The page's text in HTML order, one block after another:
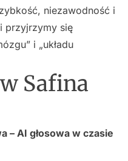
niezawodność i
przyjrzymy się
i „układu
Safina
– AI głosowa w czasie